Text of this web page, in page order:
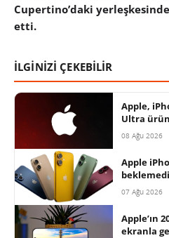
Cupertino’daki
etti.
İLGİNİZİ ÇEKEBİLİR
Apple,
Ultra
08 Ağu 2026
Apple
07 Ağu 2026
Apple’ın
ekranla